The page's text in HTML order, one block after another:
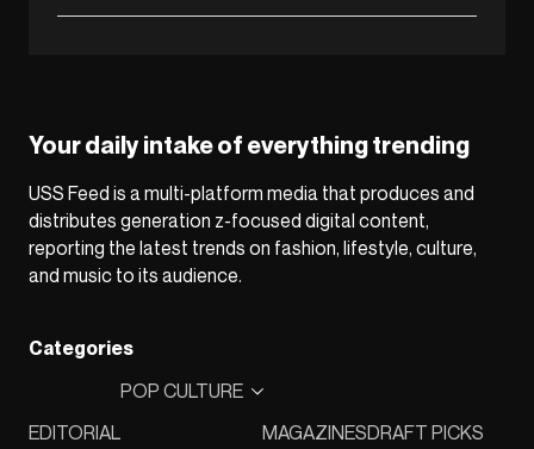
Your daily intake of everything trending
USS Feed is a multi-platform media that produces and
distributes generation z-focused digital content,
reporting the latest trends on fashion, lifestyle, culture,
and music to its audience.
Categories
EDITORIAL
POP CULTURE
MAGAZINESDRAFT PICKS